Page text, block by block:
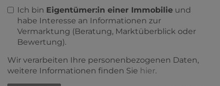
Ich bin Eigentümer:in einer Immobilie und
habe Interesse an Informationen zur
Vermarktung (Beratung, Marktüberblick oder
Bewertung).
Wir verarbeiten Ihre personenbezogenen Daten,
weitere Informationen finden Sie hier.